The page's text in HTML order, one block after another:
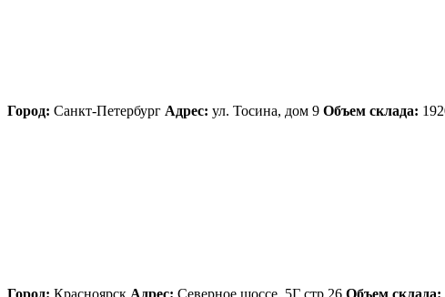
Город: Санкт-Петербург Адрес: ул. Тосина, дом 9 Объем склада:
Город: Красноярск Адрес: Северное шоссе, 5Г стр 26 Объем склада: